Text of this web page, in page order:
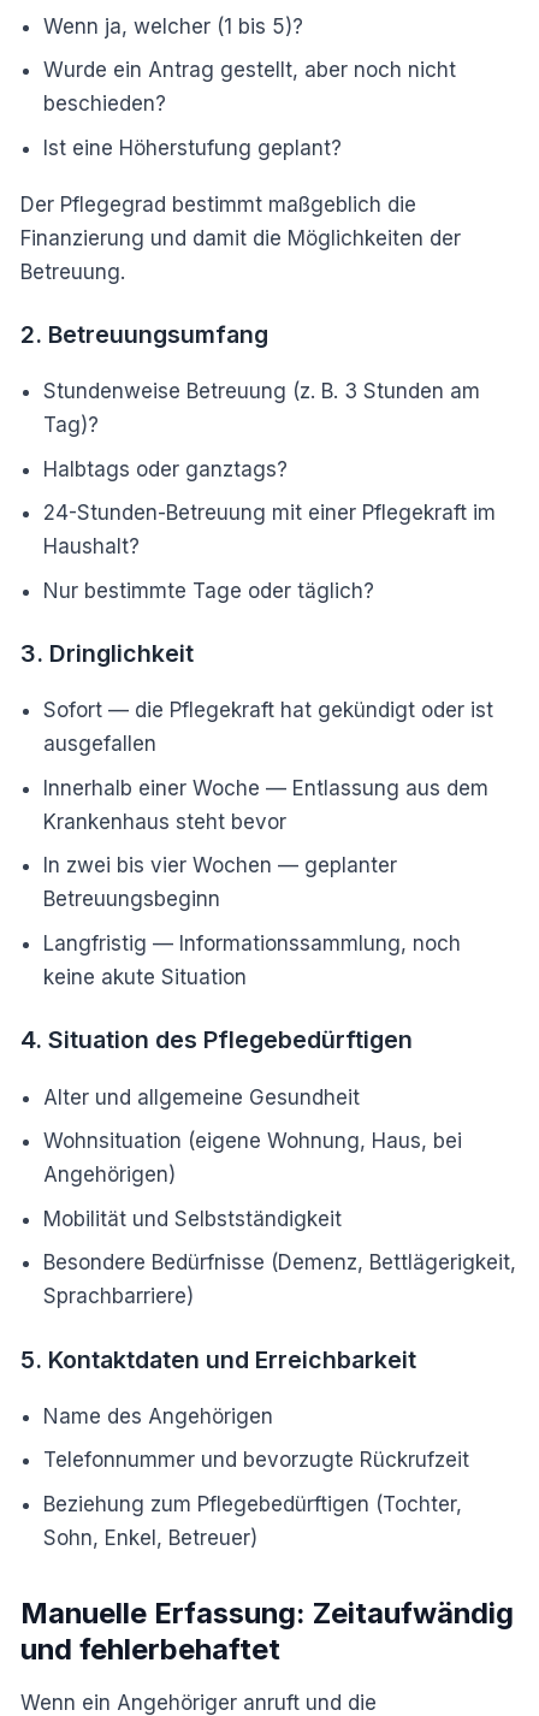
Wenn ja, welcher (1 bis 5)?
Wurde ein Antrag gestellt, aber noch nicht
beschieden?
Ist eine Höherstufung geplant?
Der Pflegegrad bestimmt maßgeblich die
Finanzierung und damit die Möglichkeiten der
Betreuung.
2. Betreuungsumfang
Stundenweise Betreuung (z. B. 3 Stunden am
Tag)?
Halbtags oder ganztags?
24-Stunden-Betreuung mit einer Pflegekraft im
Haushalt?
Nur bestimmte Tage oder täglich?
3. Dringlichkeit
Sofort — die Pflegekraft hat gekündigt oder ist
ausgefallen
Innerhalb einer Woche — Entlassung aus dem
Krankenhaus steht bevor
In zwei bis vier Wochen — geplanter
Betreuungsbeginn
Langfristig — Informationssammlung, noch
keine akute Situation
4. Situation des Pflegebedürftigen
Alter und allgemeine Gesundheit
Wohnsituation (eigene Wohnung, Haus, bei
Angehörigen)
Mobilität und Selbstständigkeit
Besondere Bedürfnisse (Demenz, Bettlägerigkeit,
Sprachbarriere)
5. Kontaktdaten und Erreichbarkeit
Name des Angehörigen
Telefonnummer und bevorzugte Rückrufzeit
Beziehung zum Pflegebedürftigen (Tochter,
Sohn, Enkel, Betreuer)
Manuelle Erfassung: Zeitaufwändig
und fehlerbehaftet
Wenn ein Angehöriger anruft und die